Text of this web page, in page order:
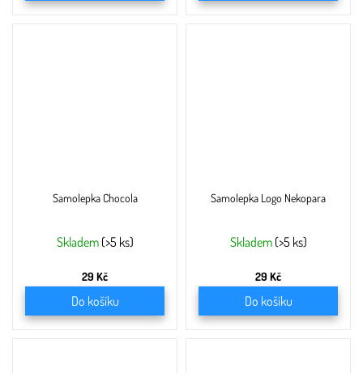
Samolepka Chocola
Skladem (>5 ks)
29 Kč
Do košíku
Samolepka Logo Nekopara
Skladem (>5 ks)
29 Kč
Do košíku